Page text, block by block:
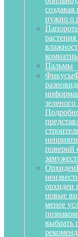
нужно о
Пальмы
Фикусы
поверий
Орхидеи
орхидеи
новые
менее
выбрать